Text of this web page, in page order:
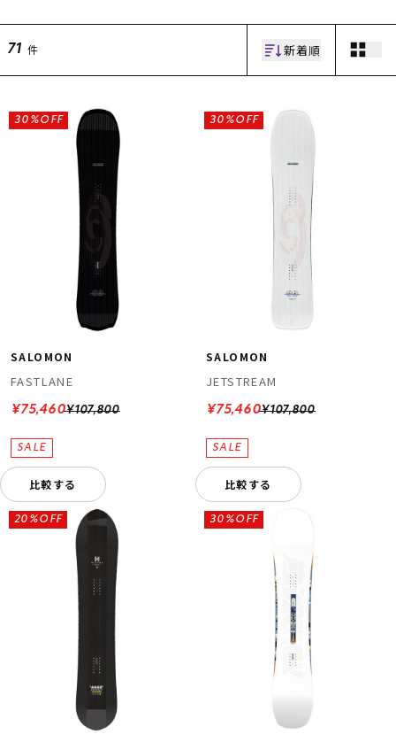
71 件 新着順
SALOMON
FASTLANE
¥107,800
30%OFF
¥75,460
比較する
SALOMON
JETSTREAM
¥107,800
30%OFF
¥75,460
比較する
20%OFF 30%OFF